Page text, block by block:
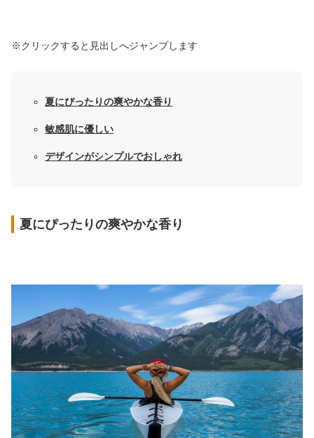
※クリックすると見出しへジャンプします
夏にぴったりの爽やかな香り
敏感肌に優しい
デザインがシンプルでおしゃれ
夏にぴったりの爽やかな香り